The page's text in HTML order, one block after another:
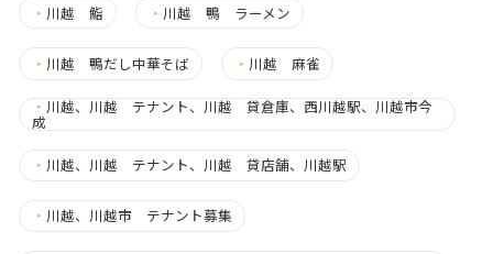
・ 川越 鮨 ・ 川越 鴨 ラーメン
・ 川越 鴨だし中華そば ・ 川越 麻雀
・ 川越、川越 テナント、川越 貸倉庫、西川越駅、川越市今
成
・ 川越、川越 テナント、川越 貸店舗、川越駅
・ 川越、川越市 テナント募集